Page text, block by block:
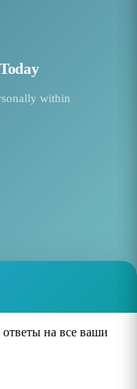
within
на все ваши